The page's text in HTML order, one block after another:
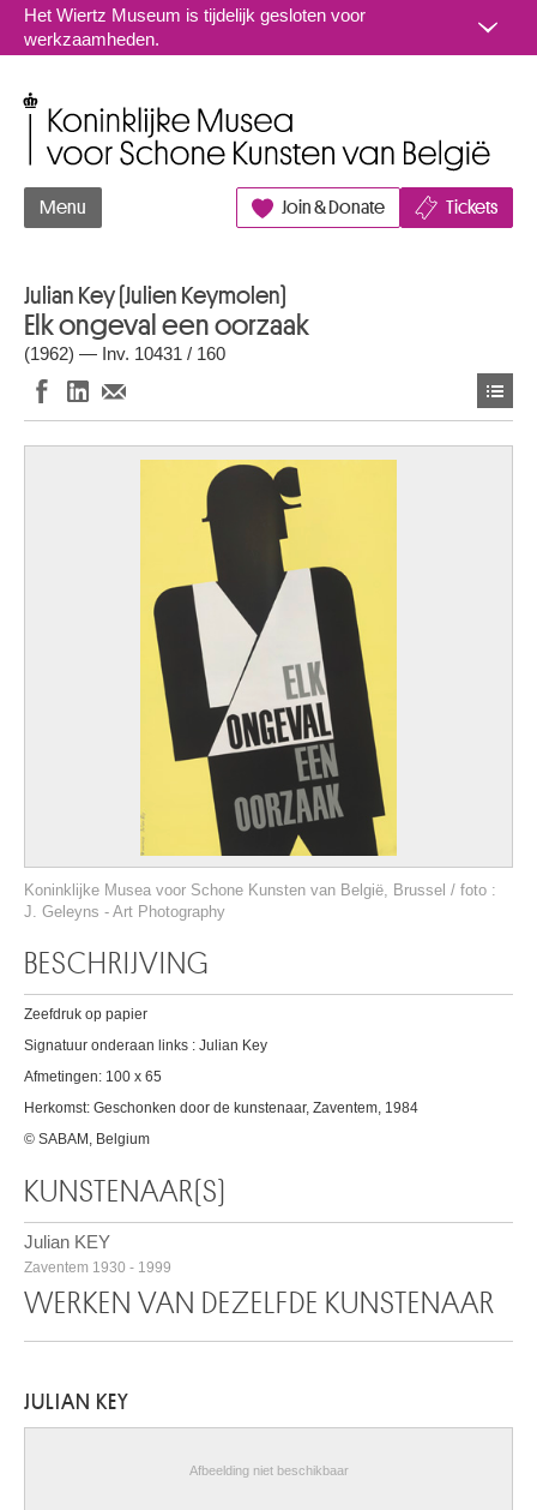
Naar inhoud
Het Wiertz Museum is tijdelijk gesloten voor
werkzaamheden.
Menu Join & Donate Tickets
Julian Key (Julien Keymolen)
Elk ongeval een oorzaak
(1962) — Inv. 10431 / 160
Koninklijke Musea voor Schone Kunsten van België, Brussel / foto :
J. Geleyns - Art Photography
BESCHRIJVING
Zeefdruk op papier
Signatuur onderaan links : Julian Key
Afmetingen: 100 x 65
Herkomst: Geschonken door de kunstenaar, Zaventem, 1984
© SABAM, Belgium
KUNSTENAAR(S)
Julian KEY
Zaventem 1930 - 1999
WERKEN VAN DEZELFDE KUNSTENAAR
JULIAN KEY
Afbeelding niet beschikbaar